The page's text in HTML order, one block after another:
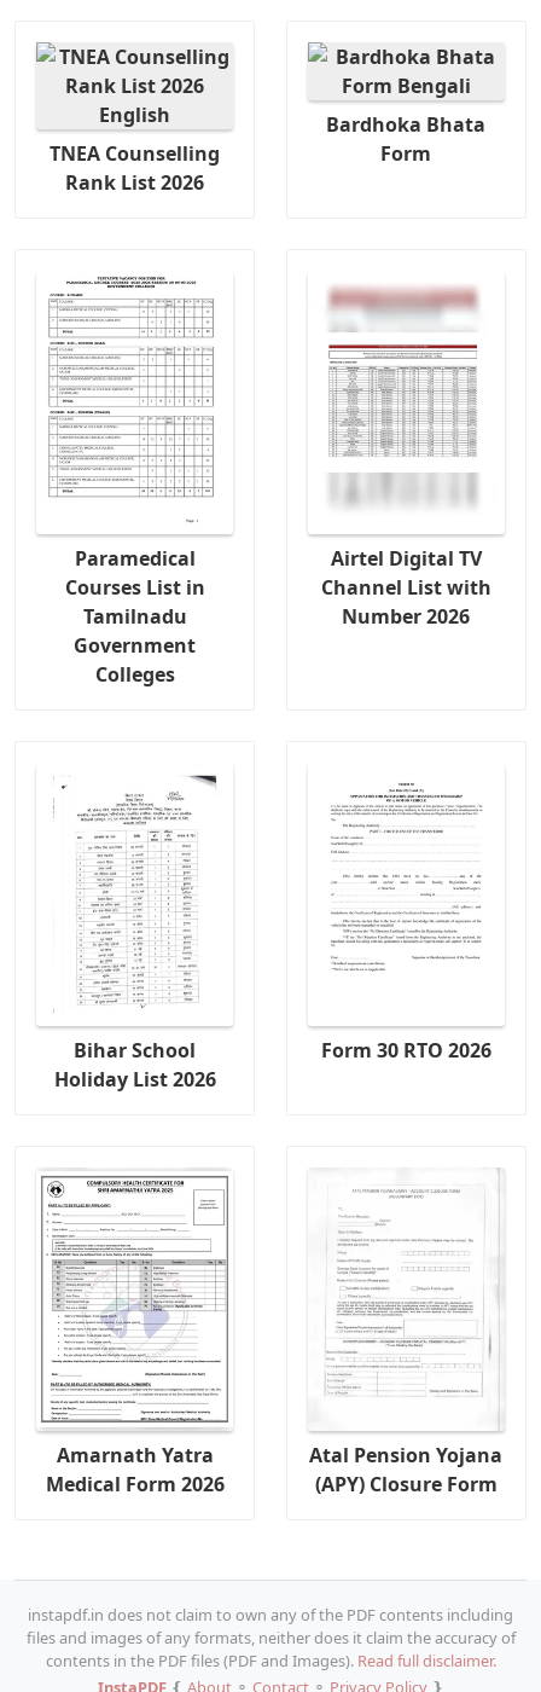
TNEA Counselling
Rank List 2026
Bardhoka Bhata
Form
Paramedical
Courses List in
Tamilnadu
Government
Colleges
Airtel Digital TV
Channel List with
Number 2026
Bihar School
Holiday List 2026
Form 30 RTO 2026
Amarnath Yatra
Medical Form 2026
Atal Pension Yojana
(APY) Closure Form
instapdf.in does not claim to own any of the PDF contents including
files and images of any formats, neither does it claim the accuracy of
contents in the PDF files (PDF and Images). Read full disclaimer.